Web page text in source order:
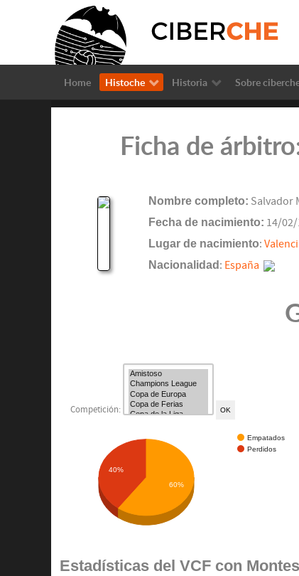
Home Histoche Historia Sobre
Ficha de
Nombre completo: Salvador
Fecha de nacimiento: 14/02/
Lugar de nacimiento:
Nacionalidad : España
Competición:
Empatados
Perdidos
40%
60%
Estadísticas del VCF con